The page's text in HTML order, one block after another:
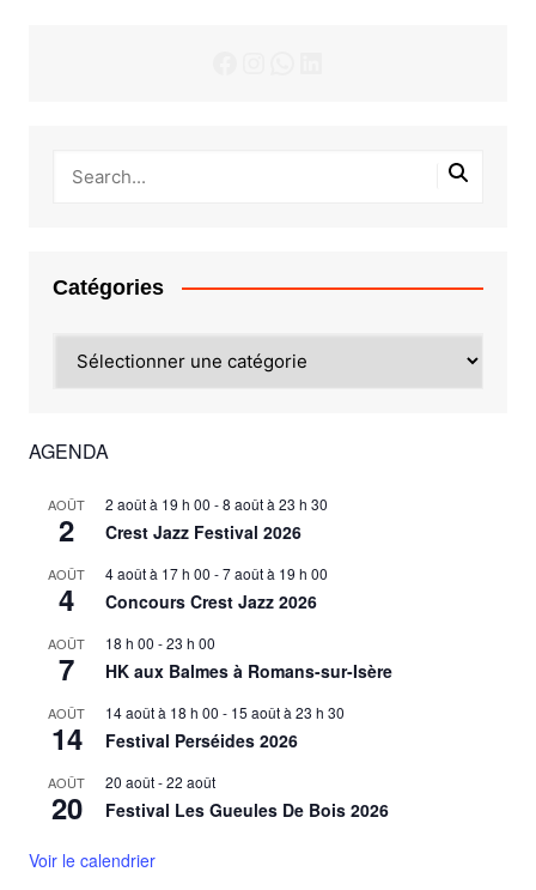
Catégories
AGENDA
AOÛT
2
2 août à 19 h 00 -8 août à 23 h 30
Crest Jazz Festival 2026
AOÛT
4
4 août à 17 h 00 -7 août à 19 h 00
Concours Crest Jazz 2026
AOÛT
7
18 h 00 -23 h 00
HK aux Balmes à Romans-sur-Isère
AOÛT
14
14 août à 18 h 00 - 15 août à 23 h 30
Festival Perséides 2026
AOÛT
20
20 août-22 août
Festival Les Gueules De Bois 2026
Voir le calendrier